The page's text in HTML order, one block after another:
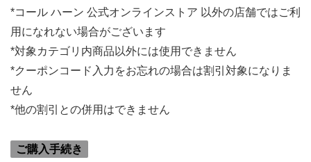
*コール ハーン 公式オンラインストア 以外の店舗ではご利
用になれない場合がございます
*対象カテゴリ内商品以外には使用できません
*クーポンコード入力をお忘れの場合は割引対象になりま
せん
*他の割引との併用はできません
ご購入手続き